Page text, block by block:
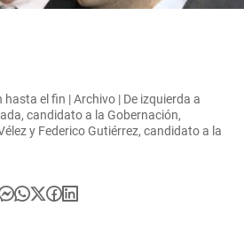
el fin | Archivo | De izquierda a
candidato a la Gobernación,
y Federico Gutiérrez, candidato a la